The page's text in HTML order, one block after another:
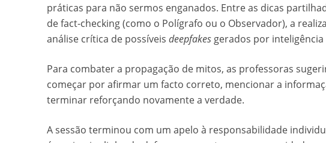
práticas para não sermos enganados. Entre as dicas
de fact-checking (como o Polígrafo ou o Observador), a
análise crítica de possíveis deepfakesgerados por inteligência
Para combater a propagação de mitos, as professoras
começar por afirmar um facto correto, mencionar a
terminar reforçando novamente a verdade.
A sessão terminou com um apelo à responsabilidade